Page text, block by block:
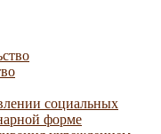
социальных
форме